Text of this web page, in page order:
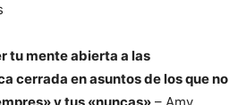
tu mente abierta a las
cerrada en asuntos de los que no